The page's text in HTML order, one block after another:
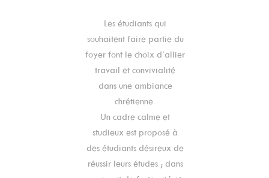
Les étudiants qui
souhaitent faire partie du
foyer font le choix d’allier
travail et convivialité
dans une ambiance
chrétienne.
Un cadre calme et
studieux est proposé à
des étudiants désireux de
réussir leurs études ; dans